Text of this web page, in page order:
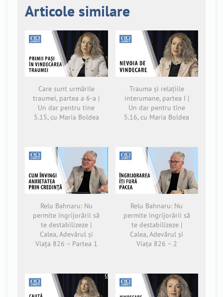
Articole similare
Care sunt urmările
traumei, partea a 6-a |
Un dar pentru tine
5.15, cu Maria Boldea
Trauma și relațiile
interumane, partea I |
Un dar pentru tine
5.16, cu Maria Boldea
Relu Bahnaru: Nu
permite îngrijorării să
te destabilizeze |
Calea, Adevărul și
Viața 826 – Partea 1
Relu Bahnaru: Nu
permite îngrijorării să
te destabilizeze |
Calea, Adevărul și
Viața 826 – 2